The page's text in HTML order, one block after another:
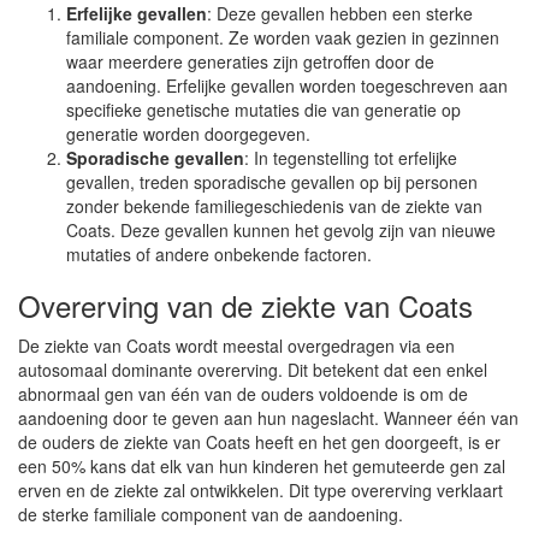
Erfelijke gevallen: Deze gevallen hebben een sterke
familiale component. Ze worden vaak gezien in gezinnen
waar meerdere generaties zijn getroffen door de
aandoening. Erfelijke gevallen worden toegeschreven aan
specifieke genetische mutaties die van generatie op
generatie worden doorgegeven.
Sporadische gevallen: In tegenstelling tot erfelijke
gevallen, treden sporadische gevallen op bij personen
zonder bekende familiegeschiedenis van de ziekte van
Coats. Deze gevallen kunnen het gevolg zijn van nieuwe
mutaties of andere onbekende factoren.
Overerving van de ziekte van Coats
De ziekte van Coats wordt meestal overgedragen via een
autosomaal dominante overerving. Dit betekent dat een enkel
abnormaal gen van één van de ouders voldoende is om de
aandoening door te geven aan hun nageslacht. Wanneer één van
de ouders de ziekte van Coats heeft en het gen doorgeeft, is er
een 50% kans dat elk van hun kinderen het gemuteerde gen zal
erven en de ziekte zal ontwikkelen. Dit type overerving verklaart
de sterke familiale component van de aandoening.